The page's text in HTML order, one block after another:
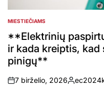
POSTED
MIESTIEČIAMS
**Elektrinių
ir kada kreiptis,
pinigų**
on
7 birželio, 2026
Posted